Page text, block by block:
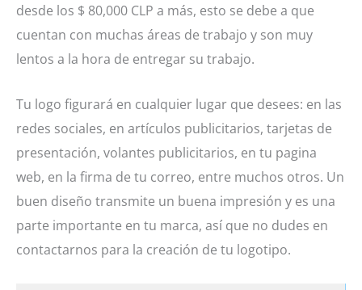
desde los $ 80,000 CLP a más, esto se debe a que
cuentan con muchas áreas de trabajo y son muy
lentos a la hora de entregar su trabajo.
Tu logo figurará en cualquier lugar que desees: en las
redes sociales, en artículos publicitarios, tarjetas de
presentación, volantes publicitarios, en tu pagina
web, en la firma de tu correo, entre muchos otros. Un
buen diseño transmite un buena impresión y es una
parte importante en tu marca, así que no dudes en
contactarnos para la creación de tu logotipo.